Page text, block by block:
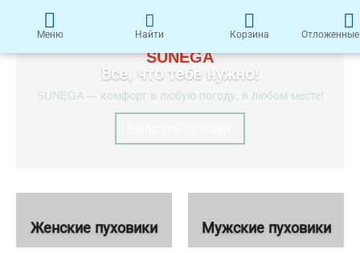
SUNEGA
Все, что тебе нужно!
SUNEGA — комфорт в любую погоду, в любом месте!
Женские пуховики Мужские пуховики
Меню Найти Корзина